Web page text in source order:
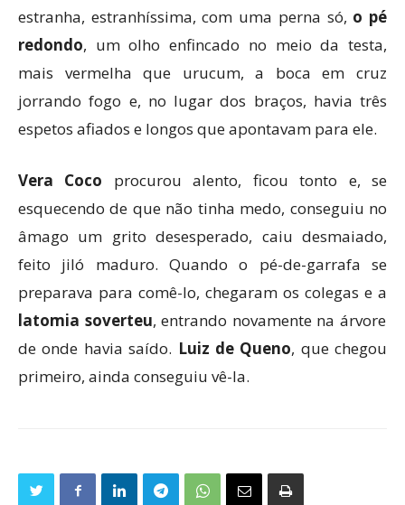
estranha, estranhíssima, com uma perna só, o pé
redondo, um olho enfincado no meio da testa,
mais vermelha que urucum, a boca em cruz
jorrando fogo e, no lugar dos braços, havia três
espetos afiados e longos que apontavam para ele.
Vera Coco procurou alento, ficou tonto e, se
esquecendo de que não tinha medo, conseguiu no
âmago um grito desesperado, caiu desmaiado,
feito jiló maduro. Quando o pé-de-garrafa se
preparava para comê-lo, chegaram os colegas e a
latomia soverteu, entrando novamente na árvore
de onde havia saído. Luiz de Queno, que chegou
primeiro, ainda conseguiu vê-la.